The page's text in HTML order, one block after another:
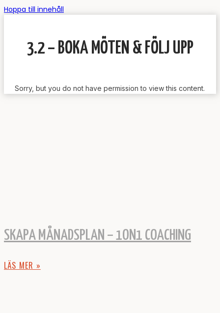
Hoppa till innehåll
3.2 – BOKA MÖTEN & FÖLJ UPP
Sorry, but you do not have permission to view this content.
SKAPA MÅNADSPLAN – 1ON1 COACHING
LÄS MER »